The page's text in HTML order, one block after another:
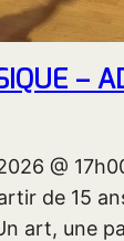
–
@
de 15
art, une